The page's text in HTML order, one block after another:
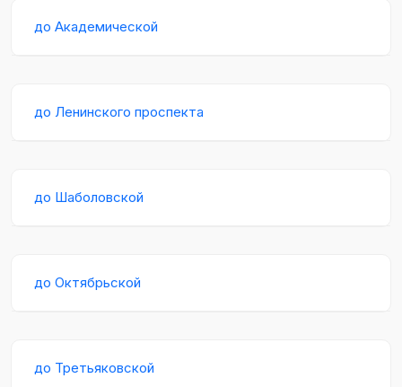
до Академической
до Ленинского проспекта
до Шаболовской
до Октябрьской
до Третьяковской